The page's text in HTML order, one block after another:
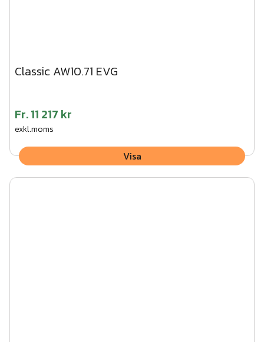
Classic AW10.71 EVG
Fr.11 217 kr
exkl.moms
Visa